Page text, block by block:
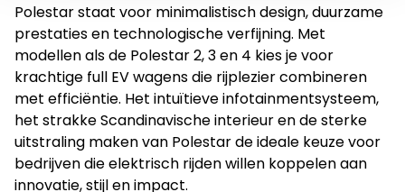
Polestar staat voor minimalistisch design, duurzame
prestaties en technologische verfijning. Met
modellen als de Polestar 2, 3 en 4 kies je voor
krachtige full EV wagens die rijplezier combineren
met efficiëntie. Het intuïtieve infotainmentsysteem,
het strakke Scandinavische interieur en de sterke
uitstraling maken van Polestar de ideale keuze voor
bedrijven die elektrisch rijden willen koppelen aan
innovatie, stijl en impact.